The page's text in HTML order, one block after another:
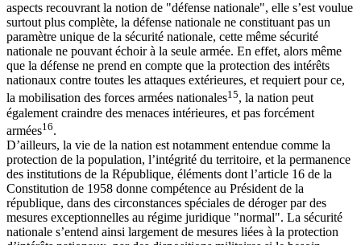
aspects recouvrant la notion de "défense nationale", elle s’est voulue
surtout plus complète, la défense nationale ne constituant pas un
paramètre unique de la sécurité nationale, cette même sécurité
nationale ne pouvant échoir à la seule armée. En effet, alors même
que la défense ne prend en compte que la protection des intérêts
nationaux contre toutes les attaques extérieures, et requiert pour ce,
la mobilisation des forces armées nationales15, la nation peut
également craindre des menaces intérieures, et pas forcément
armées16.
D’ailleurs, la vie de la nation est notamment entendue comme la
protection de la population, l’intégrité du territoire, et la permanence
des institutions de la République, éléments dont l’article 16 de la
Constitution de 1958 donne compétence au Président de la
république, dans des circonstances spéciales de déroger par des
mesures exceptionnelles au régime juridique "normal". La sécurité
nationale s’entend ainsi largement de mesures liées à la protection